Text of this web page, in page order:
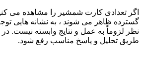
تعدادی کارت شمشیر را مشاهده می
ظاهر می شوند ، به نشانه هایی
لزوماً به عمل و نتایج وابسته نیست.
تحلیل و پاسخ مناسب رفع شود.